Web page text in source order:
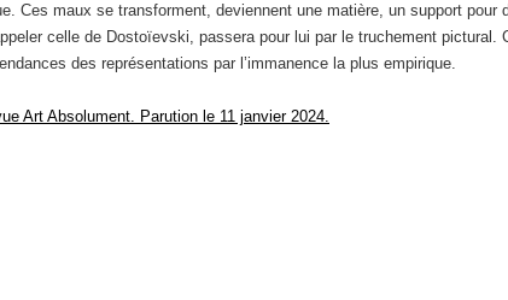
Ces maux se transforment, deviennent une matière, un support
celle de Dostoïevski, passera pour lui par le truchement pictural.
des représentations par l’immanence la plus empirique.
Art Absolument. Parution le 11 janvier 2024.